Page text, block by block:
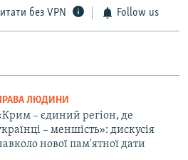
без VPN Follow us
ЛЮДИНИ
– єдиний регіон, де
– меншість»: дискусія
нової пам'ятної дати